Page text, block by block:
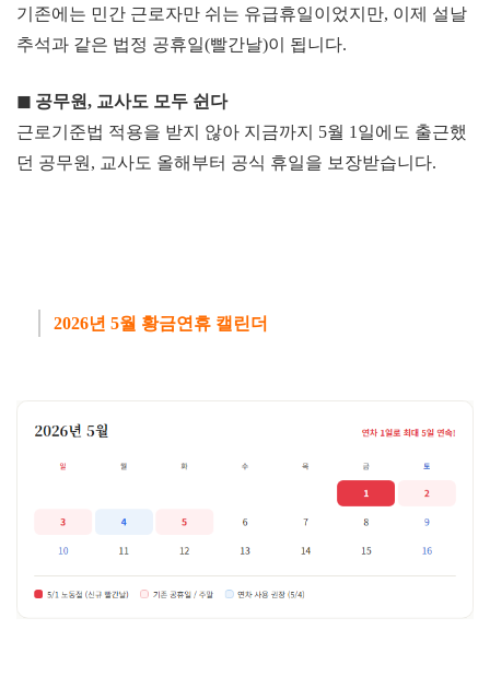
기존에는 민간 근로자만 쉬는 유급휴일이었지만, 이제 설날
추석과 같은 법정 공휴일(빨간날)이 됩니다.
◼ 공무원, 교사도 모두 쉰다
근로기준법 적용을 받지 않아 지금까지 5월 1일에도 출근했
던 공무원, 교사도 올해부터 공식 휴일을 보장받습니다.
2026년 5월 황금연휴 캘린더